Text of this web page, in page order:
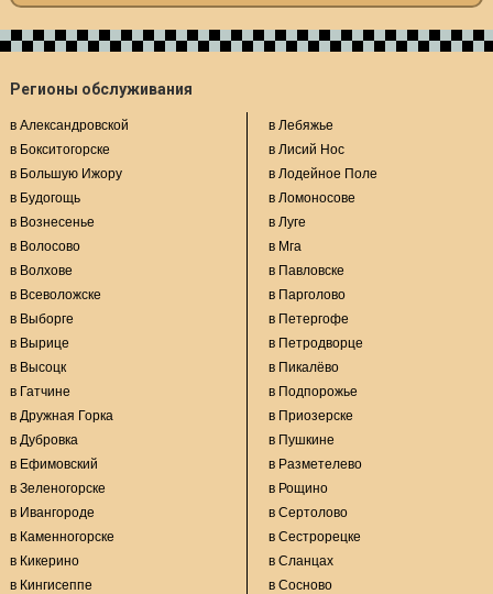
Регионы обслуживания
в Александровской
в Бокситогорске
в Большую Ижору
в Будогощь
в Вознесенье
в Волосово
в Волхове
в Всеволожске
в Выборге
в Вырице
в Высоцк
в Гатчине
в Дружная Горка
в Дубровка
в Ефимовский
в Зеленогорске
в Ивангороде
в Каменногорске
в Кикерино
в Кингисеппе
в Лебяжье
в Лисий Нос
в Лодейное Поле
в Ломоносове
в Луге
в Мга
в Павловске
в Парголово
в Петергофе
в Петродворце
в Пикалёво
в Подпорожье
в Приозерске
в Пушкине
в Разметелево
в Рощино
в Сертолово
в Сестрорецке
в Сланцах
в Сосново